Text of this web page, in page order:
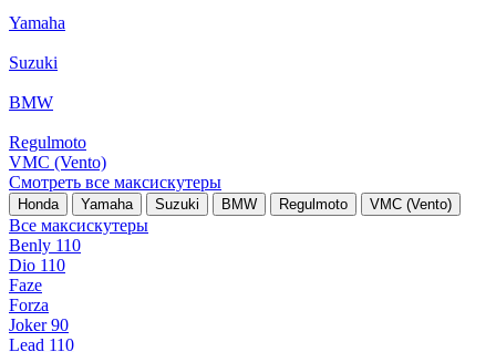
Yamaha
Suzuki
BMW
Regulmoto
VMC (Vento)
Смотреть все максискутеры
Honda Yamaha Suzuki BMW Regulmoto VMC (Vento)
Все максискутеры
Benly 110
Dio 110
Faze
Forza
Joker 90
Lead 110